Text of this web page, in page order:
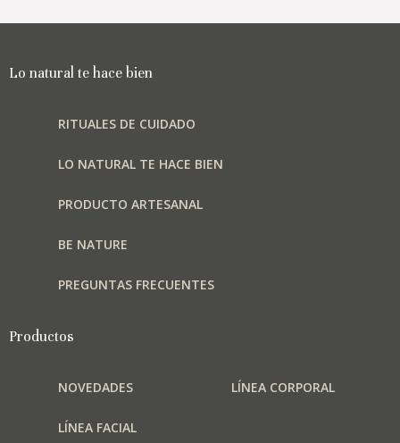
Lo natural te hace bien
RITUALES DE CUIDADO
LO NATURAL TE HACE BIEN
PRODUCTO ARTESANAL
BE NATURE
PREGUNTAS FRECUENTES
Productos
NOVEDADES LÍNEA CORPORAL
LÍNEA FACIAL